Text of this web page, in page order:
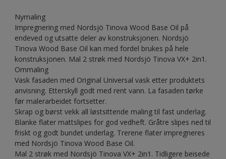
Nymaling
Impregnering med Nordsjö Tinova Wood Base Oil på
endeved og utsatte deler av konstruksjonen. Nordsjö
Tinova Wood Base Oil kan med fordel brukes på hele
konstruksjonen. Mal 2 strøk med Nordsjö Tinova VX+ 2in1.
Ommaling
Vask fasaden med Original Universal vask etter produktets
anvisning. Etterskyll godt med rent vann. La fasaden tørke
før malerarbeidet fortsetter.
Skrap og børst vekk all løstsittende maling til fast underlag.
Blanke flater mattslipes for god vedheft. Gråtre slipes ned til
friskt og godt bundet underlag. Trerene flater impregneres
med Nordsjö Tinova Wood Base Oil.
Mal 2 strøk med Nordsjö Tinova VX+ 2in1. Tidligere beisede